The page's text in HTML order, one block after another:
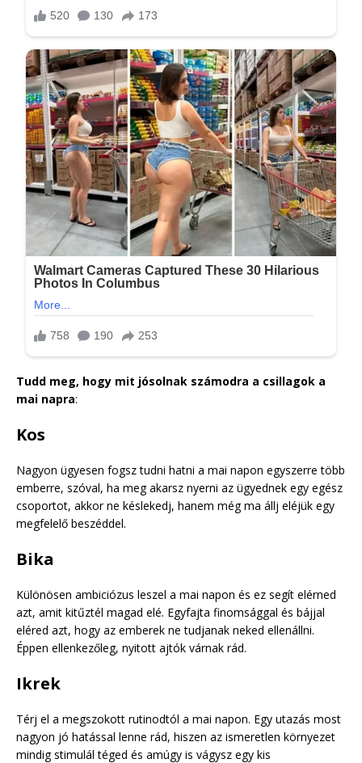
Tudd meg, hogy mit jósolnak számodra a csillagok a
mai napra:
Kos
Nagyon ügyesen fogsz tudni hatni a mai napon egyszerre több
emberre, szóval, ha meg akarsz nyerni az ügyednek egy egész
csoportot, akkor ne késlekedj, hanem még ma állj eléjük egy
megfelelő beszéddel.
Bika
Különösen ambiciózus leszel a mai napon és ez segít elérned
azt, amit kitűztél magad elé. Egyfajta finomsággal és bájjal
eléred azt, hogy az emberek ne tudjanak neked ellenállni.
Éppen ellenkezőleg, nyitott ajtók várnak rád.
Ikrek
Térj el a megszokott rutinodtól a mai napon. Egy utazás most
nagyon jó hatással lenne rád, hiszen az ismeretlen környezet
mindig stimulál téged és amúgy is vágysz egy kis